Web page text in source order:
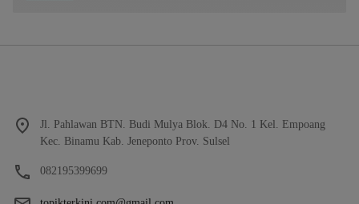
Jl. Pahlawan BTN. Budi Mulya Blok. D4 No. 1 Kel. Empoang
Kec. Binamu Kab. Jeneponto Prov. Sulsel
082195399699